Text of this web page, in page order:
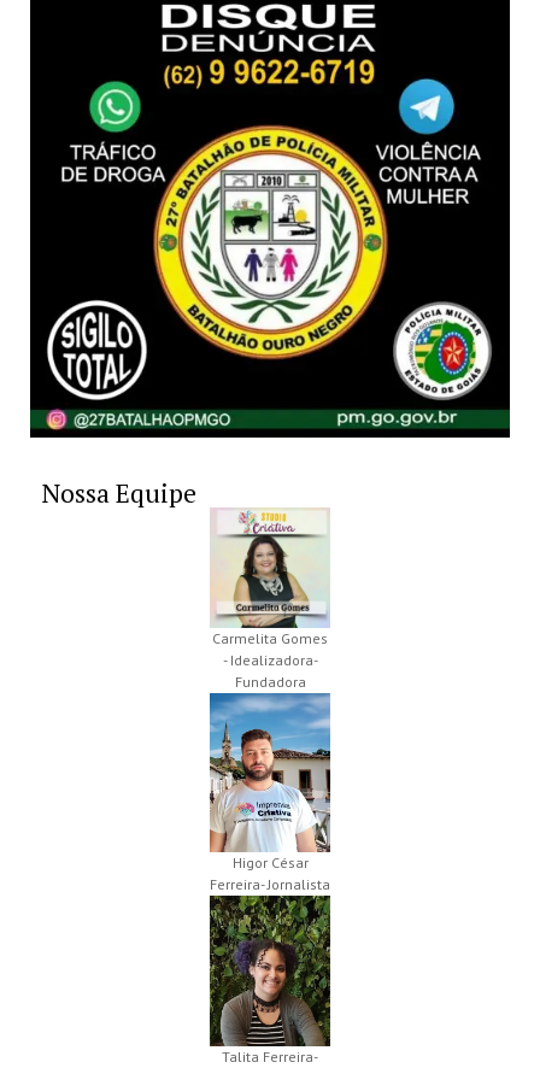
Nossa Equipe
Carmelita Gomes
- Idealizadora-
Fundadora
Higor César
Ferreira- Jornalista
Talita Ferreira-